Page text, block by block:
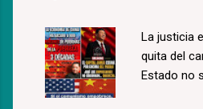
La justicia
quita del
Estado no